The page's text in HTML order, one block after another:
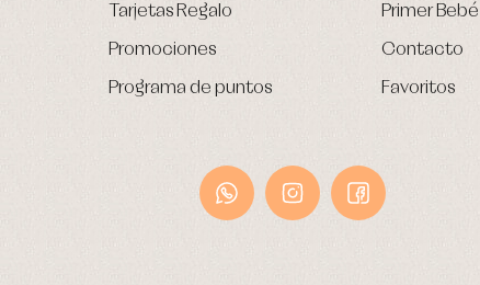
Tarjetas Regalo
Promociones
Programa de puntos
Primer Bebé
Contacto
Favoritos